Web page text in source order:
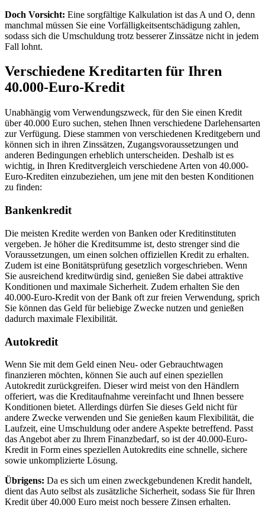
Doch Vorsicht: Eine sorgfältige Kalkulation ist das A und O, denn
manchmal müssen Sie eine Vorfälligkeitsentschädigung zahlen,
sodass sich die Umschuldung trotz besserer Zinssätze nicht in jedem
Fall lohnt.
Verschiedene Kreditarten für Ihren
40.000-Euro-Kredit
Unabhängig vom Verwendungszweck, für den Sie einen Kredit
über 40.000 Euro suchen, stehen Ihnen verschiedene Darlehensarten
zur Verfügung. Diese stammen von verschiedenen Kreditgebern und
können sich in ihren Zinssätzen, Zugangsvoraussetzungen und
anderen Bedingungen erheblich unterscheiden. Deshalb ist es
wichtig, in Ihren Kreditvergleich verschiedene Arten von 40.000-
Euro-Krediten einzubeziehen, um jene mit den besten Konditionen
zu finden:
Bankenkredit
Die meisten Kredite werden von Banken oder Kreditinstituten
vergeben. Je höher die Kreditsumme ist, desto strenger sind die
Voraussetzungen, um einen solchen offiziellen Kredit zu erhalten.
Zudem ist eine Bonitätsprüfung gesetzlich vorgeschrieben. Wenn
Sie ausreichend kreditwürdig sind, genießen Sie dabei attraktive
Konditionen und maximale Sicherheit. Zudem erhalten Sie den
40.000-Euro-Kredit von der Bank oft zur freien Verwendung, sprich
Sie können das Geld für beliebige Zwecke nutzen und genießen
dadurch maximale Flexibilität.
Autokredit
Wenn Sie mit dem Geld einen Neu- oder Gebrauchtwagen
finanzieren möchten, können Sie auch auf einen speziellen
Autokredit zurückgreifen. Dieser wird meist von den Händlern
offeriert, was die Kreditaufnahme vereinfacht und Ihnen bessere
Konditionen bietet. Allerdings dürfen Sie dieses Geld nicht für
andere Zwecke verwenden und Sie genießen kaum Flexibilität, die
Laufzeit, eine Umschuldung oder andere Aspekte betreffend. Passt
das Angebot aber zu Ihrem Finanzbedarf, so ist der 40.000-Euro-
Kredit in Form eines speziellen Autokredits eine schnelle, sichere
sowie unkomplizierte Lösung.
Übrigens: Da es sich um einen zweckgebundenen Kredit handelt,
dient das Auto selbst als zusätzliche Sicherheit, sodass Sie für Ihren
Kredit über 40.000 Euro meist noch bessere Zinsen erhalten.